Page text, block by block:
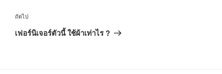
ถัดไป
เฟอร์นิเจอร์ตัวนี้ ใช้ผ้าเท่าไร ?